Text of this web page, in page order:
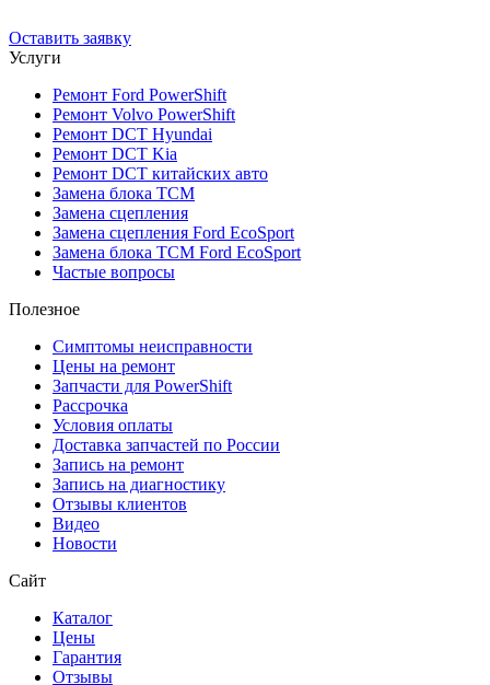
Оставить заявку
Услуги
Ремонт Ford PowerShift
Ремонт Volvo PowerShift
Ремонт DCT Hyundai
Ремонт DCT Kia
Ремонт DCT китайских авто
Замена блока TCM
Замена сцепления
Замена сцепления Ford EcoSport
Замена блока TCM Ford EcoSport
Частые вопросы
Полезное
Симптомы неисправности
Цены на ремонт
Запчасти для PowerShift
Рассрочка
Условия оплаты
Доставка запчастей по России
Запись на ремонт
Запись на диагностику
Отзывы клиентов
Видео
Новости
Сайт
Каталог
Цены
Гарантия
Отзывы